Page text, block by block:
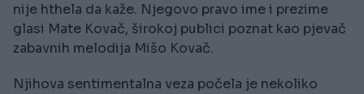
nije hthela da kaže. Njegovo pravo ime i prezime
glasi Mate Kovač, širokoj publici poznat kao pjevač
zabavnih melodija Mišo Kovač.
Njihova sentimentalna veza počela je nekoliko